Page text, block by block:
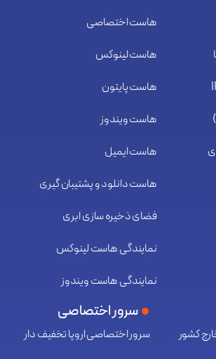
هاست اختصاصی
هاست لینوکس
هاست پایتون
هاست ویندوز
هاست ایمیل
هاست دانلود و پشتیبان گیری
فضای ذخیره سازی ابری
نمایندگی هاست لینوکس
نمایندگی هاست ویندوز
کشور
سرور اختصاصی
سرور اختصاصی اروپا تخفیف دار